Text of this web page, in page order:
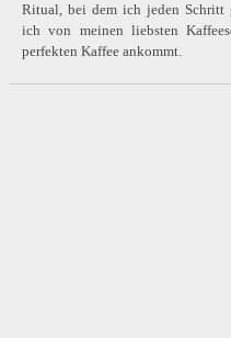
Ritual, bei dem ich jeden Schritt
ich von meinen liebsten
perfekten Kaffee ankommt.